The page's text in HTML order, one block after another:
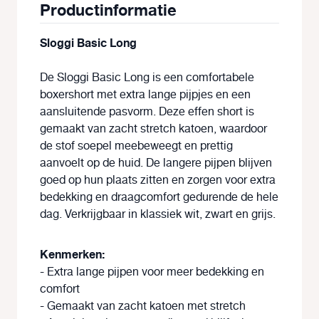
Productinformatie
Sloggi Basic Long
De Sloggi Basic Long is een comfortabele
boxershort met extra lange pijpjes en een
aansluitende pasvorm. Deze effen short is
gemaakt van zacht stretch katoen, waardoor
de stof soepel meebeweegt en prettig
aanvoelt op de huid. De langere pijpen blijven
goed op hun plaats zitten en zorgen voor extra
bedekking en draagcomfort gedurende de hele
dag. Verkrijgbaar in klassiek wit, zwart en grijs.
Kenmerken:
- Extra lange pijpen voor meer bedekking en
comfort
- Gemaakt van zacht katoen met stretch